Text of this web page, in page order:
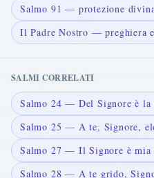
Salmo 91 — protezione
Il Padre Nostro — preghiera
SALMI CORRELATI
Salmo 24 — Del Signore è la
Salmo 25 — A te, Signore,
Salmo 27 — Il Signore è mia
Salmo 28 — A te grido,